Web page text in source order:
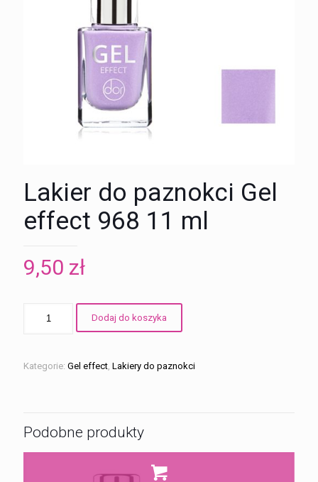
Lakier do paznokci Gel
effect 968 11 ml
9,50 zł
Lakier
Gel
Dodaj do koszyka
Kategorie: Gel effect, Lakiery do paznokci
Podobne produkty